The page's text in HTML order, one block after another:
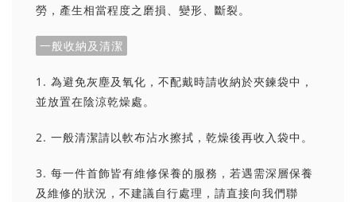
勞，產生相當程度之磨損、變形、斷裂。
一般收納及清潔
1. 為避免灰塵及氧化，不配戴時請收納於夾鍊袋中，
並放置在陰涼乾燥處。
2. 一般清潔請以軟布沾水擦拭，乾燥後再收入袋中。
3. 每一件首飾皆有維修保養的服務，若遇需深層保養
及維修的狀況，不建議自行處理，請直接向我們聯